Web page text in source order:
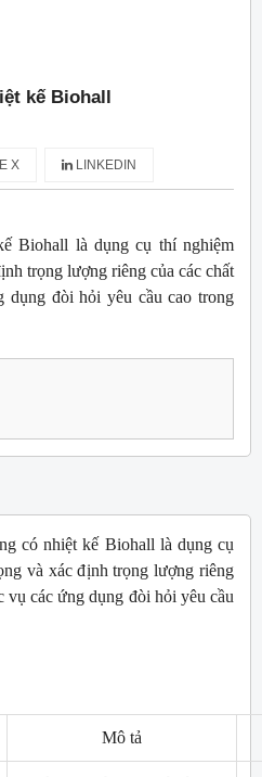
kế Biohall
X LINKEDIN
Biohall là dụng cụ thí nghiệm
trọng lượng riêng của các chất
dụng đòi hỏi yêu cầu cao trong
có nhiệt kế Biohall là dụng cụ
và xác định trọng lượng riêng
vụ các ứng dụng đòi hỏi yêu cầu
Mô tả